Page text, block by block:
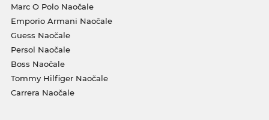
Marc O Polo Naočale
Emporio Armani Naočale
Guess Naočale
Persol Naočale
Boss Naočale
Tommy Hilfiger Naočale
Carrera Naočale